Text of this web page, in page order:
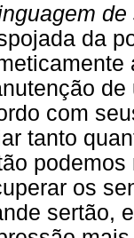
da
com
tanto
os
sertão,